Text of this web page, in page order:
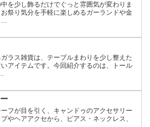
を少し飾るだけでぐっと雰囲気が変わりま
祭り気分を手軽に楽しめるガーランドや金
ラス雑貨は、テーブルまわりを少し整えた
アイテムです。今回紹介するのは、トール
フが目を引く、キャンドゥのアクセサリー
やヘアアクセから、ピアス・ネックレス、